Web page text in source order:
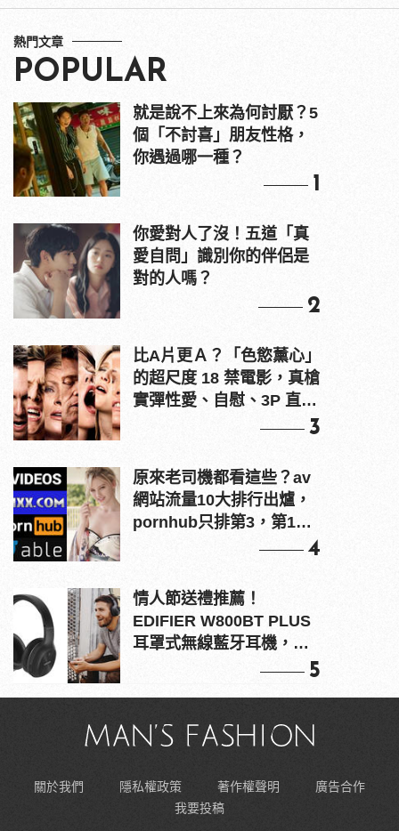
熱門文章
POPULAR
就是說不上來為何討厭？5
個「不討喜」朋友性格，
你遇過哪一種？
1
你愛對人了沒！五道「真
愛自問」識別你的伴侶是
對的人嗎？
2
比A片更Ａ？「色慾薰心」
的超尺度 18 禁電影，真槍
實彈性愛、自慰、3P 直接
3
原來老司機都看這些？av
網站流量10大排行出爐，
pornhub只排第3，第1名
4
情人節送禮推薦！
EDIFIER W800BT PLUS
耳罩式無線藍牙耳機，在
5
關於我們 隱私權政策 著作權聲明
廣告合作
我要投稿